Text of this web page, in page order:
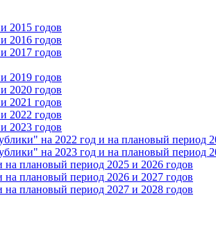
2015 годов
2016 годов
2017 годов
2019 годов
2020 годов
2021 годов
2022 годов
2023 годов
на 2022 год и на плановый период
на 2023 год и на плановый период
плановый период 2025 и 2026 годов
плановый период 2026 и 2027 годов
плановый период 2027 и 2028 годов